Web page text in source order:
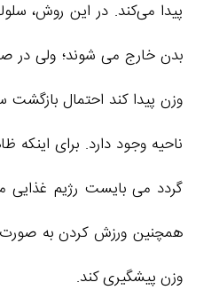
پیدا می‌کند. در این روش،
بدن خارج می شوند؛ ولی در
وزن پیدا کند احتمال
ناحیه وجود دارد. برای
گردد می بایست رژیم غذایی
همچنین ورزش کردن به صورت
وزن پیشگیری کند.